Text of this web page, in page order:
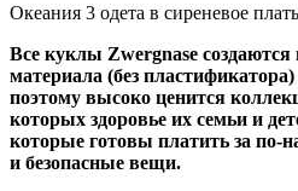
Океания 3 одета в сиреневое
Все куклы Zwergnase создаются
материала (без
поэтому высоко ценится
которых здоровье их семьи и
которые готовы платить за по-
и безопасные вещи.